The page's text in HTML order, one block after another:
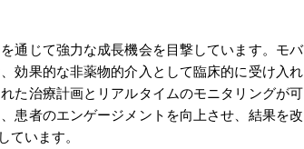
通じて強力な成長機会を目撃しています。モバ
効果的な非薬物的介入として臨床的に受け入れ
た治療計画とリアルタイムのモニタリングが可
患者のエンゲージメントを向上させ、結果を改
います。